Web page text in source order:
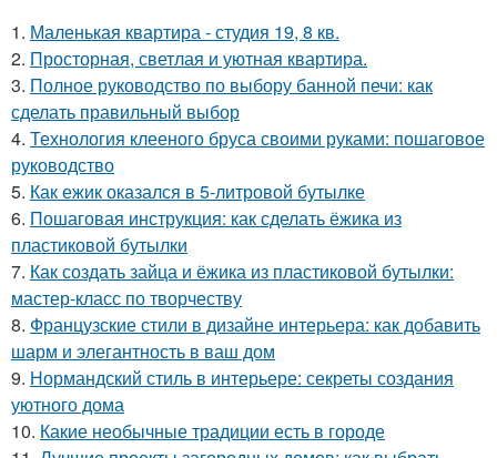
1. Маленькая квартира - студия 19, 8 кв.
2. Просторная, светлая и уютная квартира.
3. Полное руководство по выбору банной печи: как
сделать правильный выбор
4. Технология клееного бруса своими руками: пошаговое
руководство
5. Как ежик оказался в 5-литровой бутылке
6. Пошаговая инструкция: как сделать ёжика из
пластиковой бутылки
7. Как создать зайца и ёжика из пластиковой бутылки:
мастер-класс по творчеству
8. Французские стили в дизайне интерьера: как добавить
шарм и элегантность в ваш дом
9. Нормандский стиль в интерьере: секреты создания
уютного дома
10. Какие необычные традиции есть в городе